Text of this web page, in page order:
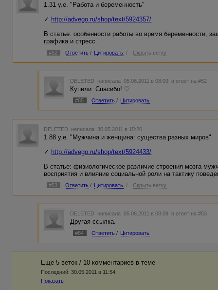
1.31 у.е. "Работа и беременность"
✓ http://advego.ru/shop/text/5924357/
В статье: особенности работы во время беременности,
графика и стресс.
#52 Ответить / Цитировать / Скрыть ветку
DELETED написала 05.06.2011 в 08:09 в ответ на #52
Купили. Спасибо! ♡
#85 Ответить / Цитировать
DELETED написала 30.05.2011 в 15:20
1.88 у.е. "Мужчина и женщина: существа разных миров"
✓ http://advego.ru/shop/text/5924433/
В статье: физиологическое различие строения мозга
восприятия и влияние социальной роли на тактику
#53 Ответить / Цитировать / Скрыть ветку
DELETED написала 05.06.2011 в 08:09 в ответ на #53
Другая ссылка.
#84 Ответить / Цитировать
Еще 5 веток / 10 комментариев в темe
Последний: 30.05.2011 в 11:54
Показать